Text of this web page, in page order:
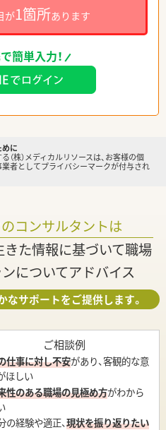
が1箇所あります
簡単入力！
に
（株）メディカルリソースは、お客様の個
者としてプライバシーマークが付与され
コンサルタントは
きた情報に基づいて職場
についてアドバイス
なサポートをご提供します。
ご相談例
仕事に対し不安があり、客観的な意
ほしい
性のある職場の見極め方がわから
の経験や適正、現状を振り返りたい